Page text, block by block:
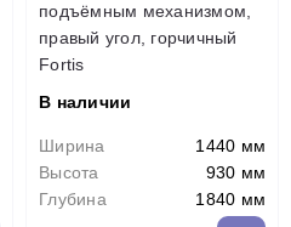
подъёмным механизмом,
правый угол, горчичный
Fortis
В наличии
Ширина
1440 мм
Высота
930 мм
Глубина
1840 мм